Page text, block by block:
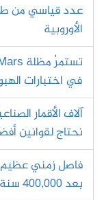
عدد قياسي من
الأوروبية
في اختبارات
آلاف الأقمار
نحتاج لقوانين
فاصل زمني عظيم
بعد 400,000 سنة من الآن